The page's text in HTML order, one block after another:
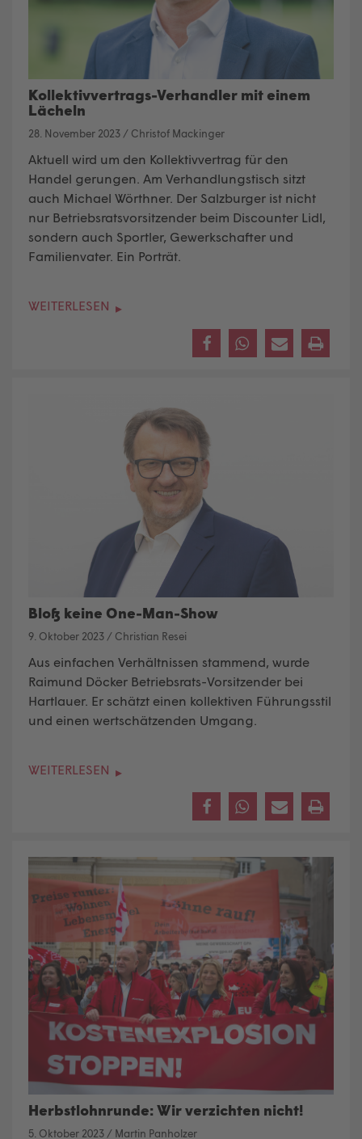
Kollektivvertrags-Verhandler mit einem
Lächeln
28. November 2023 / Christof Mackinger
Aktuell wird um den Kollektivvertrag für den
Handel gerungen. Am Verhandlungstisch sitzt
auch Michael Wörthner. Der Salzburger ist nicht
nur Betriebsratsvorsitzender beim Discounter Lidl,
sondern auch Sportler, Gewerkschafter und
Familienvater. Ein Porträt.
WEITERLESEN
Bloß keine One-Man-Show
9. Oktober 2023 / Christian Resei
Aus einfachen Verhältnissen stammend, wurde
Raimund Döcker Betriebsrats-Vorsitzender bei
Hartlauer. Er schätzt einen kollektiven Führungsstil
und einen wertschätzenden Umgang.
WEITERLESEN
Herbstlohnrunde: Wir verzichten nicht!
5. Oktober 2023 / Martin Panholzer